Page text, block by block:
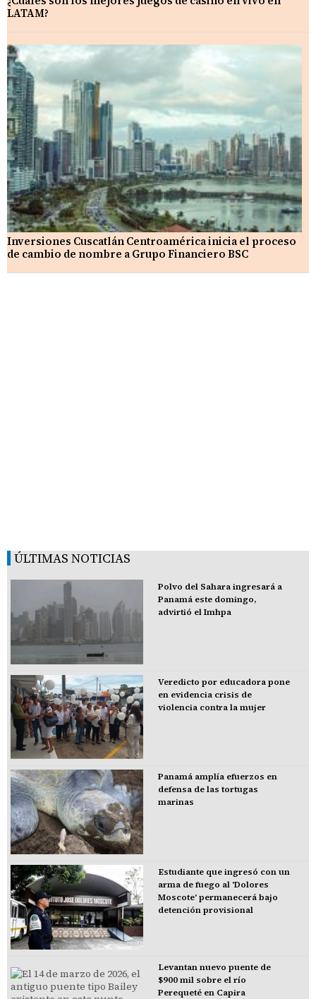
LATAM?
Inversiones Cuscatlán Centroamérica inicia el proceso
de cambio de nombre a Grupo Financiero BSC
ÚLTIMAS NOTICIAS
Polvo del Sahara ingresará a
Panamá este domingo,
advirtió el Imhpa
Veredicto por educadora pone
en evidencia crisis de
violencia contra la mujer
Panamá amplía efuerzos en
defensa de las tortugas
marinas
Estudiante que ingresó con un
arma de fuego al 'Dolores
Moscote' permanecerá bajo
detención provisional
Levantan nuevo puente de
$900 mil sobre el río
Perequeté en Capira